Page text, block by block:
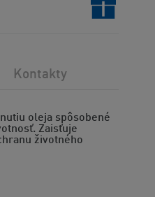
oleja spôsobené
Zaisťuje
životného
Kontakty